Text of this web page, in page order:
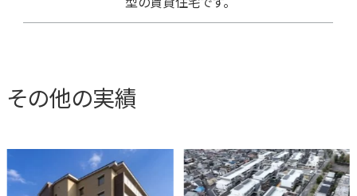
その他の実績